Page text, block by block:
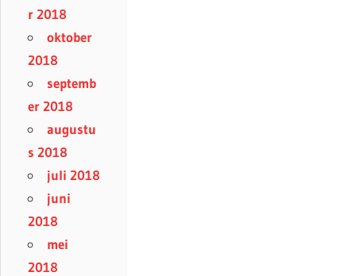
r 2018
oktober
2018
septemb
er 2018
augustu
s 2018
juli 2018
juni
2018
mei
2018